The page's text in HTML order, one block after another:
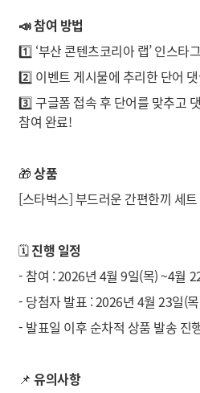
📣 참여 방법
1️⃣ ‘부산 콘텐츠코리아 랩’ 인스타
2️⃣ 이벤트 게시물에 추리한 단어
3️⃣ 구글폼 접속 후 단어를 맞추고
참여 완료!
🎁상품
[스타벅스] 부드러운 간편한끼 세
🗓️진행 일정
- 참여 : 2026년 4월 9일(목) ~4월
- 당첨자 발표 : 2026년 4월 23일(
- 발표일 이후 순차적 상품 발송 진
📌유의사항